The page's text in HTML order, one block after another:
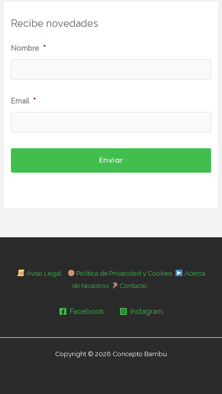
Recibe novedades
Nombre *
o
Email *
Aviso Legal Política de Privacidad y Cookies
Acerca
de Nosotros
Contacto
Facebook Instagram
Copyright © 2026 Concepto Bambú